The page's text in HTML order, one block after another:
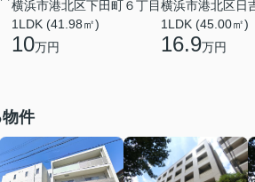
横浜市港北区下田町６丁目
1LDK (41.98㎡)
10万円
横浜市港北区日
1LDK (45.00㎡)
16.9万円
件